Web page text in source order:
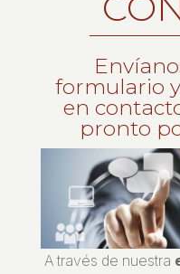
formulario
en
pronto
A través de nuestra